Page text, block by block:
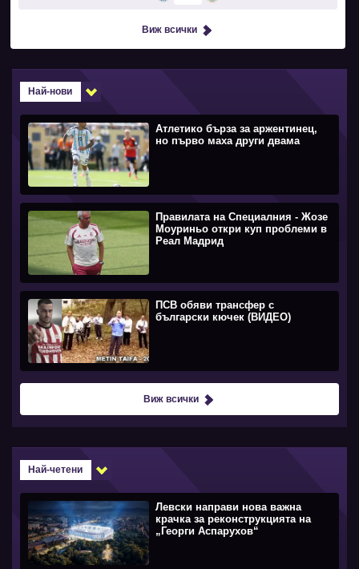
Виж всички
Най-нови
Атлетико бърза за аржентинец,
но първо маха други двама
Правилата на Специалния - Жозе
Моуриньо откри куп проблеми в
Реал Мадрид
ПСВ обяви трансфер с
български кючек (ВИДЕО)
Виж всички
Най-четени
Левски направи нова важна
крачка за реконструкцията на
„Георги Аспарухов“